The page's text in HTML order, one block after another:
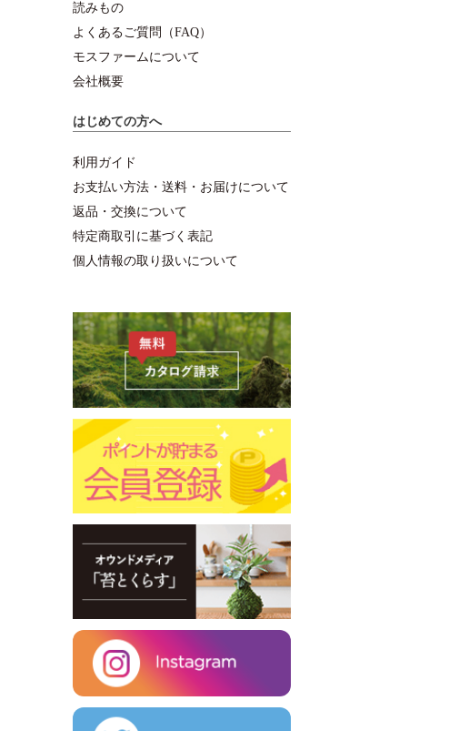
読みもの
よくあるご質問（FAQ）
モスファームについて
会社概要
はじめての方へ
利用ガイド
お支払い方法・送料・お届けについて
返品・交換について
特定商取引に基づく表記
個人情報の取り扱いについて